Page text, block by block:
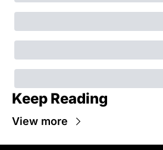
Keep Reading
View more